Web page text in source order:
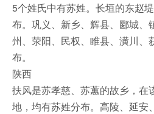
5个姓氏中有苏姓。长垣的东赵
布。巩义、新乡、辉县、郾城、
州、荥阳、民权、睢县、潢川、
布。
陕西
扶风是苏孝慈、苏蕙的故乡，在
地，均有苏姓分布。高陵、延安